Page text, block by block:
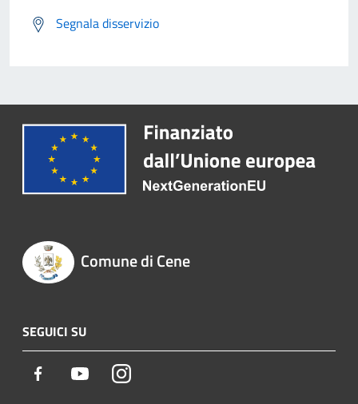
Segnala disservizio
Comune di Cene
SEGUICI SU
Facebook YoutubeInstagram